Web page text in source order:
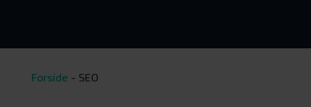
Forside - SEO